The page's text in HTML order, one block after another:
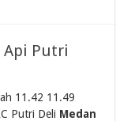
Api Putri
11.42 11.49
Putri Deli Medan